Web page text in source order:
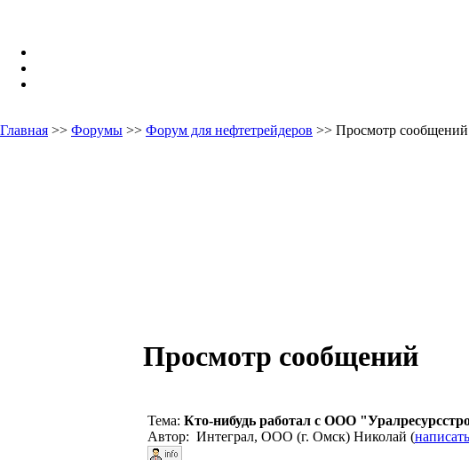
Главная >> Форумы >> Форум для нефтетрейдеров >> Просмотр сообщений
Просмотр сообщений
Тема: Кто-нибудь работал с ООО
Автор: Интеграл, ООО (г. Омск) Николай (